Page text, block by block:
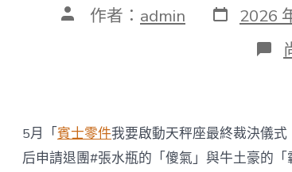
文 作者： admin 發
表
2026
5月「賓士零件我要啟動天秤座最終裁決儀
后申請退團#張水瓶的「傻氣」與牛土豪的